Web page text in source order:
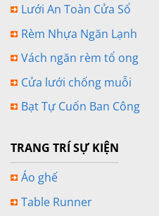
Lưới An Toàn Cửa Sổ
Rèm Nhựa Ngăn Lạnh
Vách ngăn rèm tổ ong
Cửa lưới chống muỗi
Bạt Tự Cuốn Ban Công
TRANG TRÍ SỰ KIỆN
Áo ghế
Table Runner